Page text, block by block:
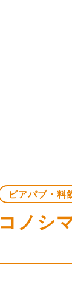
ビアパブ・料
コノシ